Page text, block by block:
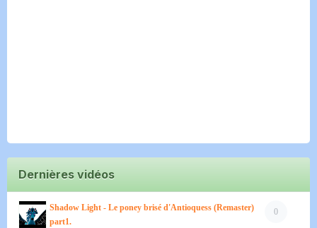
Dernières vidéos
0
Shadow Light - Le poney brisé d'Antioquess (Remaster)
part1.